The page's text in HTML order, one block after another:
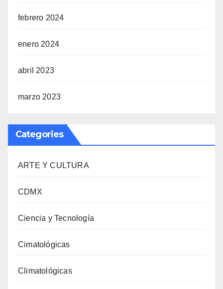
febrero 2024
enero 2024
abril 2023
marzo 2023
Categories
ARTE Y CULTURA
CDMX
Ciencia y Tecnología
Cimatológicas
Climatológicas